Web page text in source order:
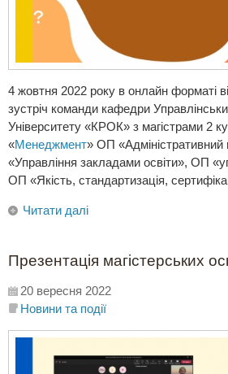
4 жовтня 2022 року в онлайн форматі
зустріч команди кафедри
Університету «КРОК» з магістрами 2
«Менеджмент» ОП
«Управління закладами освіти», ОП
ОП «Якість, стандартизація,
Читати далі
Презентація магістерських
20 вересня 2022
Новини та події